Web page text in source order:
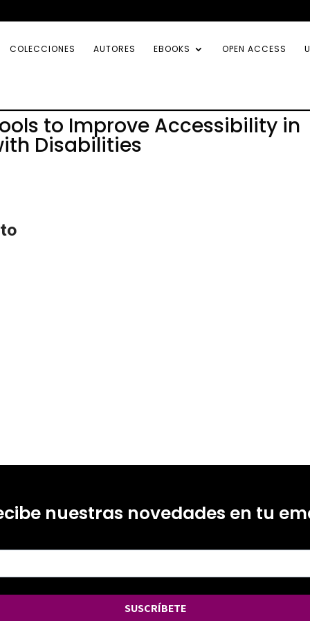
COLECCIONES AUTORES EBOOKS OPEN ACCESS
to Improve Accessibility in
Disabilities
nuestras novedades en tu
SUSCRÍBETE